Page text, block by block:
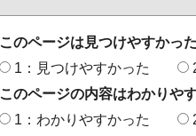
このページは見つけやすかっ
1：見つけやすかった
このページの内容はわかりや
1：わかりやすかった